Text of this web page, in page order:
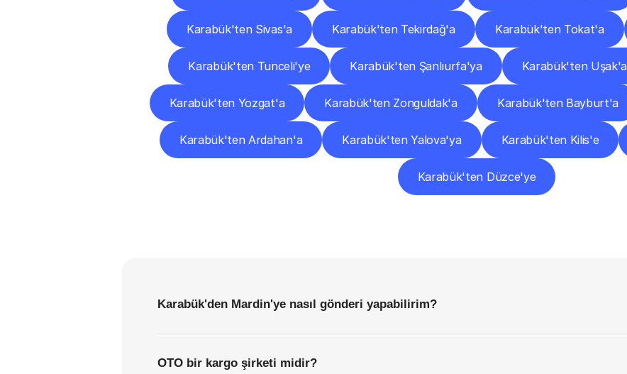
Karabük'ten Sivas'a Karabük'ten Tekirdağ'a Karabük'ten Tokat'a
Karabük'ten Tunceli'ye Karabük'ten Şanlıurfa'ya Karabük'ten Uşak'a
Karabük'ten Yozgat'a Karabük'ten Zonguldak'a Karabük'ten Bayburt'a
Karabük'ten Ardahan'a Karabük'ten Yalova'ya Karabük'ten Kilis'e
Karabük'ten Düzce'ye
Karabük'den Mardin'ye nasıl gönderi yapabilirim?
OTO bir kargo şirketi midir?